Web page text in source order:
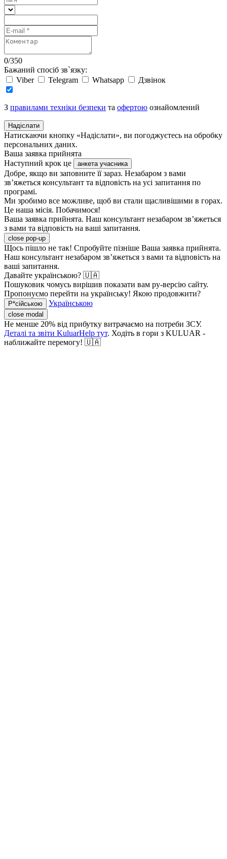
0/350
Бажаний спосіб зв`язку:
Viber
Telegram Whatsapp Дзвінок
З правилами техніки безпеки та офертою ознайомлений
Надіслати
Натискаючи кнопку «Надіслати», ви погоджуєтесь на обробку
персональних даних.
Ваша заявка прийнята
Наступний крок це
анкета учасника
Добре, якщо ви заповните її зараз. Незабаром з вами
зв’яжеться консультант та відповість на усі запитання по
програмі.
Ми зробимо все можливе, щоб ви стали щасливішими в горах.
Це наша місія. Побачимося!
Ваша заявка прийнята. Наш консультант незабаром зв’яжеться
з вами та відповість на ваші запитання.
close pop-up
Щось пішло не так! Спробуйте пізніше Ваша заявка прийнята.
Наш консультант незабаром зв’яжеться з вами та відповість на
ваші запитання.
Давайте українською? 🇺🇦
Пошуковик чомусь вирішив показати вам ру-версію сайту.
Пропонуємо перейти на українську! Якою продовжити?
Р*сійською Українською
close modal
Не менше 20% від прибутку витрачаємо на потреби ЗСУ.
Деталі та звіти KuluarHelp тут. Ходіть в гори з KULUAR -
наближайте перемогу! 🇺🇦